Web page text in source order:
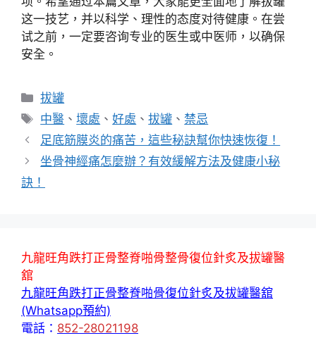
这一技艺，并以科学、理性的态度对待健康。在尝
试之前，一定要咨询专业的医生或中医师，以确保
安全。
分
類
拔罐
標
籤
中醫 、壞處 、好處 、拔罐 、禁忌
足底筋膜炎的痛苦，這些秘訣幫你快速恢復！
坐骨神經痛怎麼辦？有效緩解方法及健康小秘
訣！
九龍旺角跌打正骨整脊啪骨整骨復位針炙及拔罐醫
舘
九龍旺角跌打正骨整脊啪骨復位針炙及拔罐醫舘
(Whatsapp預約)
電話： 852-28021198